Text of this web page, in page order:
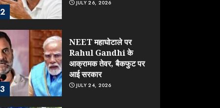
2
JULY 26, 2026
3
NEET महाघोटाले पर
Rahul Gandhi के
आक्रामक तेवर, बैकफुट पर
आई सरकार
JULY 24, 2026